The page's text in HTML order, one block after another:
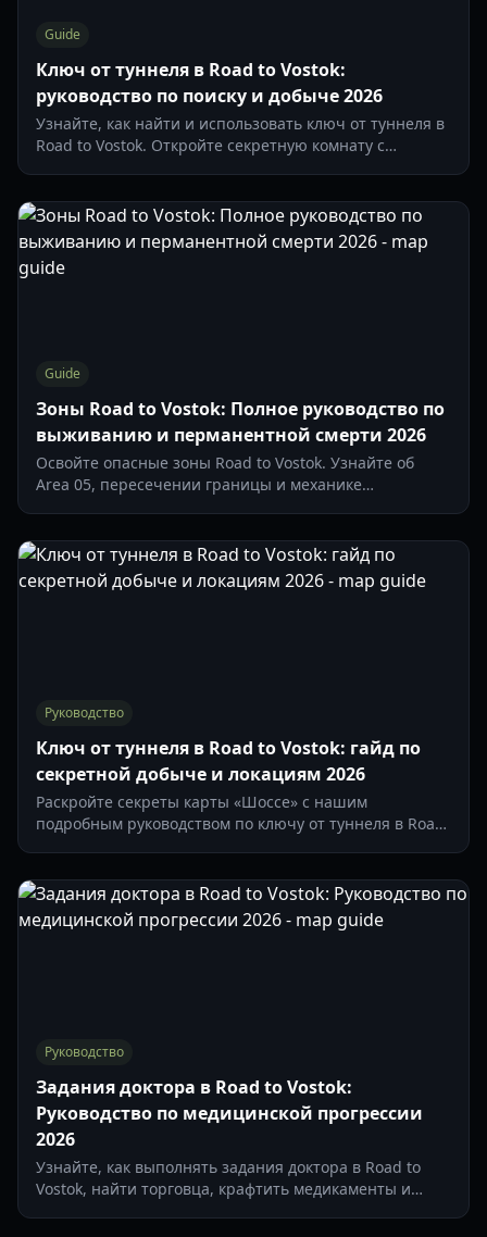
Guide
Ключ от туннеля в Road to Vostok:
руководство по поиску и добыче 2026
Узнайте, как найти и использовать ключ от туннеля в
Road to Vostok. Откройте секретную комнату с
Guide
Зоны Road to Vostok: Полное руководство по
выживанию и перманентной смерти 2026
Освойте опасные зоны Road to Vostok. Узнайте об
Area 05, пересечении границы и механике
Руководство
Ключ от туннеля в Road to Vostok: гайд по
секретной добыче и локациям 2026
Раскройте секреты карты «Шоссе» с нашим
подробным руководством по ключу от туннеля в Road
Руководство
Задания доктора в Road to Vostok:
Руководство по медицинской прогрессии
2026
Узнайте, как выполнять задания доктора в Road to
Vostok, найти торговца, крафтить медикаменты и